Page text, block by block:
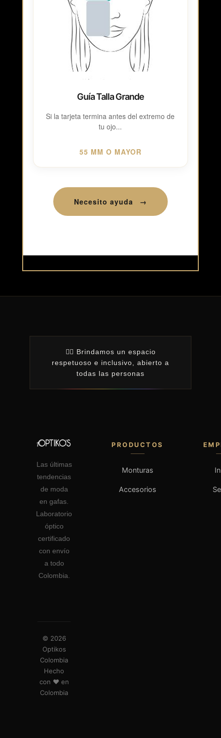
Guía Talla Grande
Si la tarjeta termina antes del extremo de
tu ojo...
55 MM O MAYOR
Necesito ayuda →
🏳️‍🌈 Brindamos un espacio
respetuoso e inclusivo, abierto a
todas las personas
Las últimas
tendencias
de moda
en gafas.
Laboratorio
óptico
certificado
con envío
a todo
Colombia.
PRODUCTOS
Monturas
Accesorios
© 2026
Optikos
Colombia
Hecho
con ❤️ en
Colombia